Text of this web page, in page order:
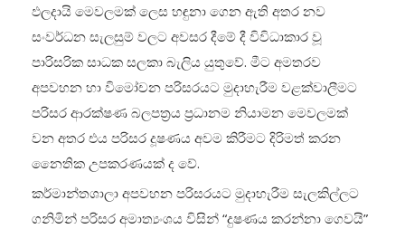
ඵලදායි මෙවලමක් ලෙස හඳුනා ගෙන ඇති අතර නව
සංවර්ධන සැලසුම් වලට අවසර දීමේ දී විවිධාකාර වූ
පාරිසරික සාධක සලකා බැලිය යුතුවේ. මීට අමතරව
අපවහන හා විමෝචන පරිසරයට මුදාහැරීම වළක්වාලීමට
පරිසර ආරක්ෂණ බලපත්‍රය ප්‍රධානම නියාමන මෙවලමක්
වන අතර එය පරිසර දූෂණය අවම කිරීමට දිරිමත් කරන
නෛතික උපකරණයක් ද වේ.
කර්මාන්තශාලා අපවහන පරිසරයට මුදාහැරීම සැලකිල්ලට
ගනිමින් පරිසර අමාත්‍යංශය විසින් “දුෂණය කරන්නා ගෙවයි”